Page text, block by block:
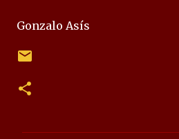
Gonzalo Asís